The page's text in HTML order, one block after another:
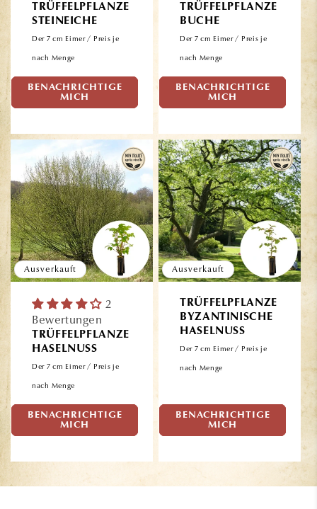
TRÜFFELPFLANZE
STEINEICHE
BENACHRICHTIGE
MICH
Der 7 cm Eimer / Preis je
nach Menge
Normaler
Preis
26,90€
TRÜFFELPFLANZE
BUCHE
BENACHRICHTIGE
MICH
Der 7 cm Eimer / Preis je
nach Menge
Normaler
Preis
26,90€
Ausverkauft
2
Bewertungen
TRÜFFELPFLANZE
HASELNUSS
BENACHRICHTIGE
MICH
Der 7 cm Eimer / Preis je
nach Menge
Normaler
Preis
26,90€
Ausverkauft
TRÜFFELPFLANZE
BYZANTINISCHE
HASELNUSS
BENACHRICHTIGE
MICH
Der 7 cm Eimer / Preis je
nach Menge
Normaler
Preis
26,90€